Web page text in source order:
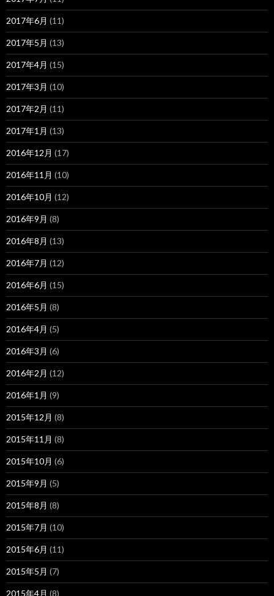
2017年6月 (11)
2017年5月 (13)
2017年4月 (15)
2017年3月 (10)
2017年2月 (11)
2017年1月 (13)
2016年12月 (17)
2016年11月 (10)
2016年10月 (12)
2016年9月 (8)
2016年8月 (13)
2016年7月 (12)
2016年6月 (15)
2016年5月 (8)
2016年4月 (5)
2016年3月 (6)
2016年2月 (12)
2016年1月 (9)
2015年12月 (8)
2015年11月 (8)
2015年10月 (6)
2015年9月 (5)
2015年8月 (8)
2015年7月 (10)
2015年6月 (11)
2015年5月 (7)
2015年4月 (8)